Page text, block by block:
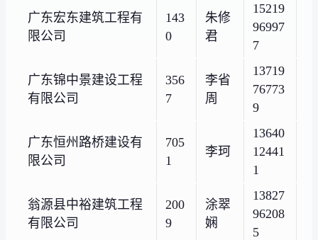
广东宏东建筑工程有
限公司
143
0
朱修
君
15219
96997
7
广东锦中景建设工程
有限公司
356
7
李省
周
13719
76773
9
广东恒州路桥建设有
限公司
705
1
李珂
13640
12441
1
翁源县中裕建筑工程
有限公司
200
9
涂翠
娴
13827
96208
5